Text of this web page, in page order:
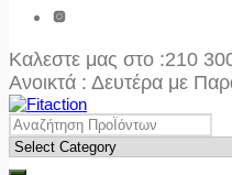
Καλεστε μας στο :210
Ανοικτά : Δευτέρα με